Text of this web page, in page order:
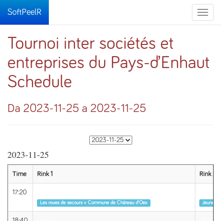
Toggle
SoftPeelR
Tournoi inter sociétés et
entreprises du Pays-d’Enhaut
Schedule
Da 2023-11-25 a 2023-11-25
2023-11-25
Time Rink 1 Rink 2
17:20
Les roues de secours v Commune de Château d’Oex